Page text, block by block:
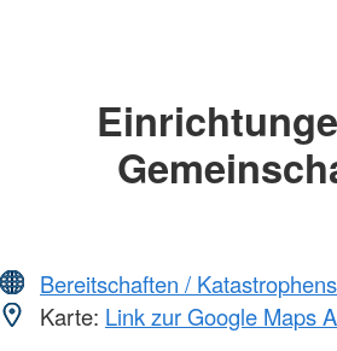
Bereitschaften /
Karte: Link zur Google Maps